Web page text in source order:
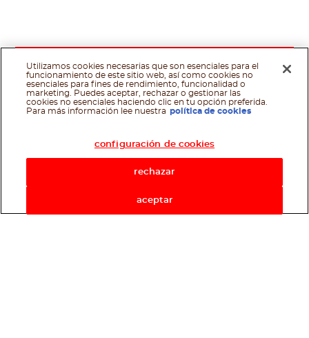
Asistente de recetas
Utilizamos cookies necesarias que son esenciales para el
funcionamiento de este sitio web, así como cookies no
esenciales para fines de rendimiento, funcionalidad o
marketing. Puedes aceptar, rechazar o gestionar las
cookies no esenciales haciendo clic en tu opción preferida.
Para más información lee nuestra política de cookies
configuración de cookies
rechazar
aceptar